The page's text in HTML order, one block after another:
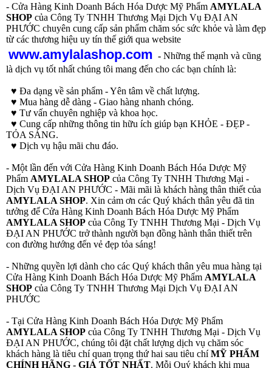
- Cửa Hàng Kinh Doanh Bách Hóa Dược Mỹ Phẩm AMYLALA
SHOP của Công Ty TNHH Thương Mại Dịch Vụ ĐẠI AN
PHƯỚC chuyên cung cấp sản phẩm chăm sóc sức khỏe và làm đẹp
từ các thương hiệu uy tín thế giới qua website
www.amylalashop.com - Những thế mạnh và cũng
là dịch vụ tốt nhất chúng tôi mang đến cho các bạn chính là:
♥ Đa dạng về sản phẩm - Yên tâm về chất lượng.
♥ Mua hàng dễ dàng - Giao hàng nhanh chóng.
♥ Tư vấn chuyên nghiệp và khoa học.
♥ Cung cấp những thông tin hữu ích giúp bạn KHỎE - ĐẸP -
TỎA SÁNG.
♥ Dịch vụ hậu mãi chu đáo.
- Một lần đến với Cửa Hàng Kinh Doanh Bách Hóa Dược Mỹ
Phẩm AMYLALA SHOP của Công Ty TNHH Thương Mại -
Dịch Vụ ĐẠI AN PHƯỚC - Mãi mãi là khách hàng thân thiết của
AMYLALA SHOP. Xin cảm ơn các Quý khách thân yêu đã tin
tưởng để Cửa Hàng Kinh Doanh Bách Hóa Dược Mỹ Phẩm
AMYLALA SHOP của Công Ty TNHH Thương Mại - Dịch Vụ
ĐẠI AN PHƯỚC trở thành người bạn đồng hành thân thiết trên
con đường hướng đến vẻ đẹp tỏa sáng!
- Những quyền lợi dành cho các Quý khách thân yêu mua hàng tại
Cửa Hàng Kinh Doanh Bách Hóa Dược Mỹ Phẩm AMYLALA
SHOP của Công Ty TNHH Thương Mại Dịch Vụ ĐẠI AN
PHƯỚC
- Tại Cửa Hàng Kinh Doanh Bách Hóa Dược Mỹ Phẩm
AMYLALA SHOP của Công Ty TNHH Thương Mại - Dịch Vụ
ĐẠI AN PHƯỚC, chúng tôi đặt chất lượng dịch vụ chăm sóc
khách hàng là tiêu chí quan trọng thứ hai sau tiêu chíMỸ PHẨM
CHÍNH HÃNG - GIÁ TỐT NHẤT. Mỗi Quý khách khi mua